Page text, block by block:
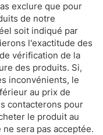
exclure que pour
de notre
soit indiqué par
l'exactitude des
vérification de la
des produits. Si,
inconvénients, le
au prix de
contacterons pour
le produit au
sera pas acceptée.